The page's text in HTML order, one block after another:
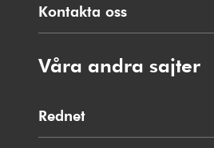
Kontakta oss
Våra andra sajter
Rednet
i